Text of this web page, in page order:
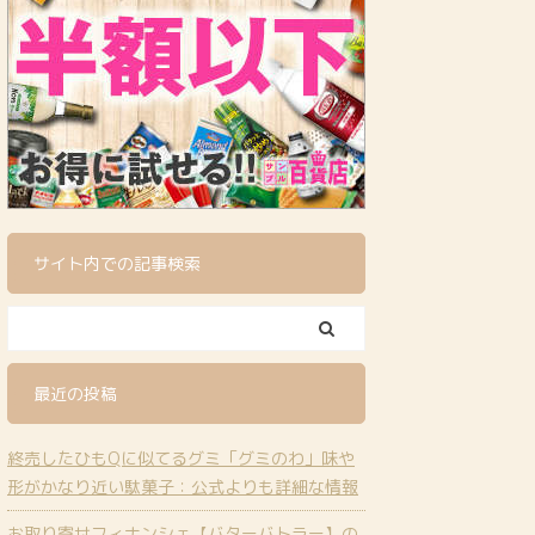
サイト内での記事検索
最近の投稿
終売したひもQに似てるグミ「グミのわ」味や
形がかなり近い駄菓子：公式よりも詳細な情報